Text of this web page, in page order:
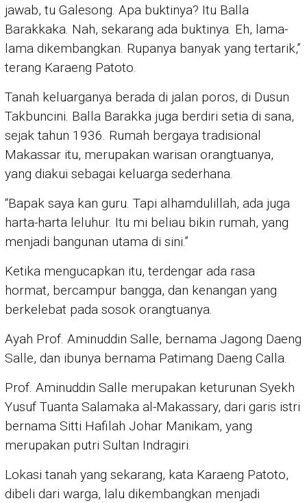
jawab, tu Galesong. Apa buktinya? Itu Balla
Barakkaka. Nah, sekarang ada buktinya. Eh, lama-
lama dikembangkan. Rupanya banyak yang tertarik,”
terang Karaeng Patoto.
Tanah keluarganya berada di jalan poros, di Dusun
Takbuncini. Balla Barakka juga berdiri setia di sana,
sejak tahun 1936. Rumah bergaya tradisional
Makassar itu, merupakan warisan orangtuanya,
yang diakui sebagai keluarga sederhana.
“Bapak saya kan guru. Tapi alhamdulillah, ada juga
harta-harta leluhur. Itu mi beliau bikin rumah, yang
menjadi bangunan utama di sini.”
Ketika mengucapkan itu, terdengar ada rasa
hormat, bercampur bangga, dan kenangan yang
berkelebat pada sosok orangtuanya.
Ayah Prof. Aminuddin Salle, bernama Jagong Daeng
Salle, dan ibunya bernama Patimang Daeng Calla.
Prof. Aminuddin Salle merupakan keturunan Syekh
Yusuf Tuanta Salamaka al-Makassary, dari garis istri
bernama Sitti Hafilah Johar Manikam, yang
merupakan putri Sultan Indragiri.
Lokasi tanah yang sekarang, kata Karaeng Patoto,
dibeli dari warga, lalu dikembangkan menjadi